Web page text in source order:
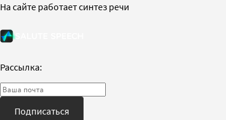
На сайте работает синтез речи
Рассылка:
Подписаться